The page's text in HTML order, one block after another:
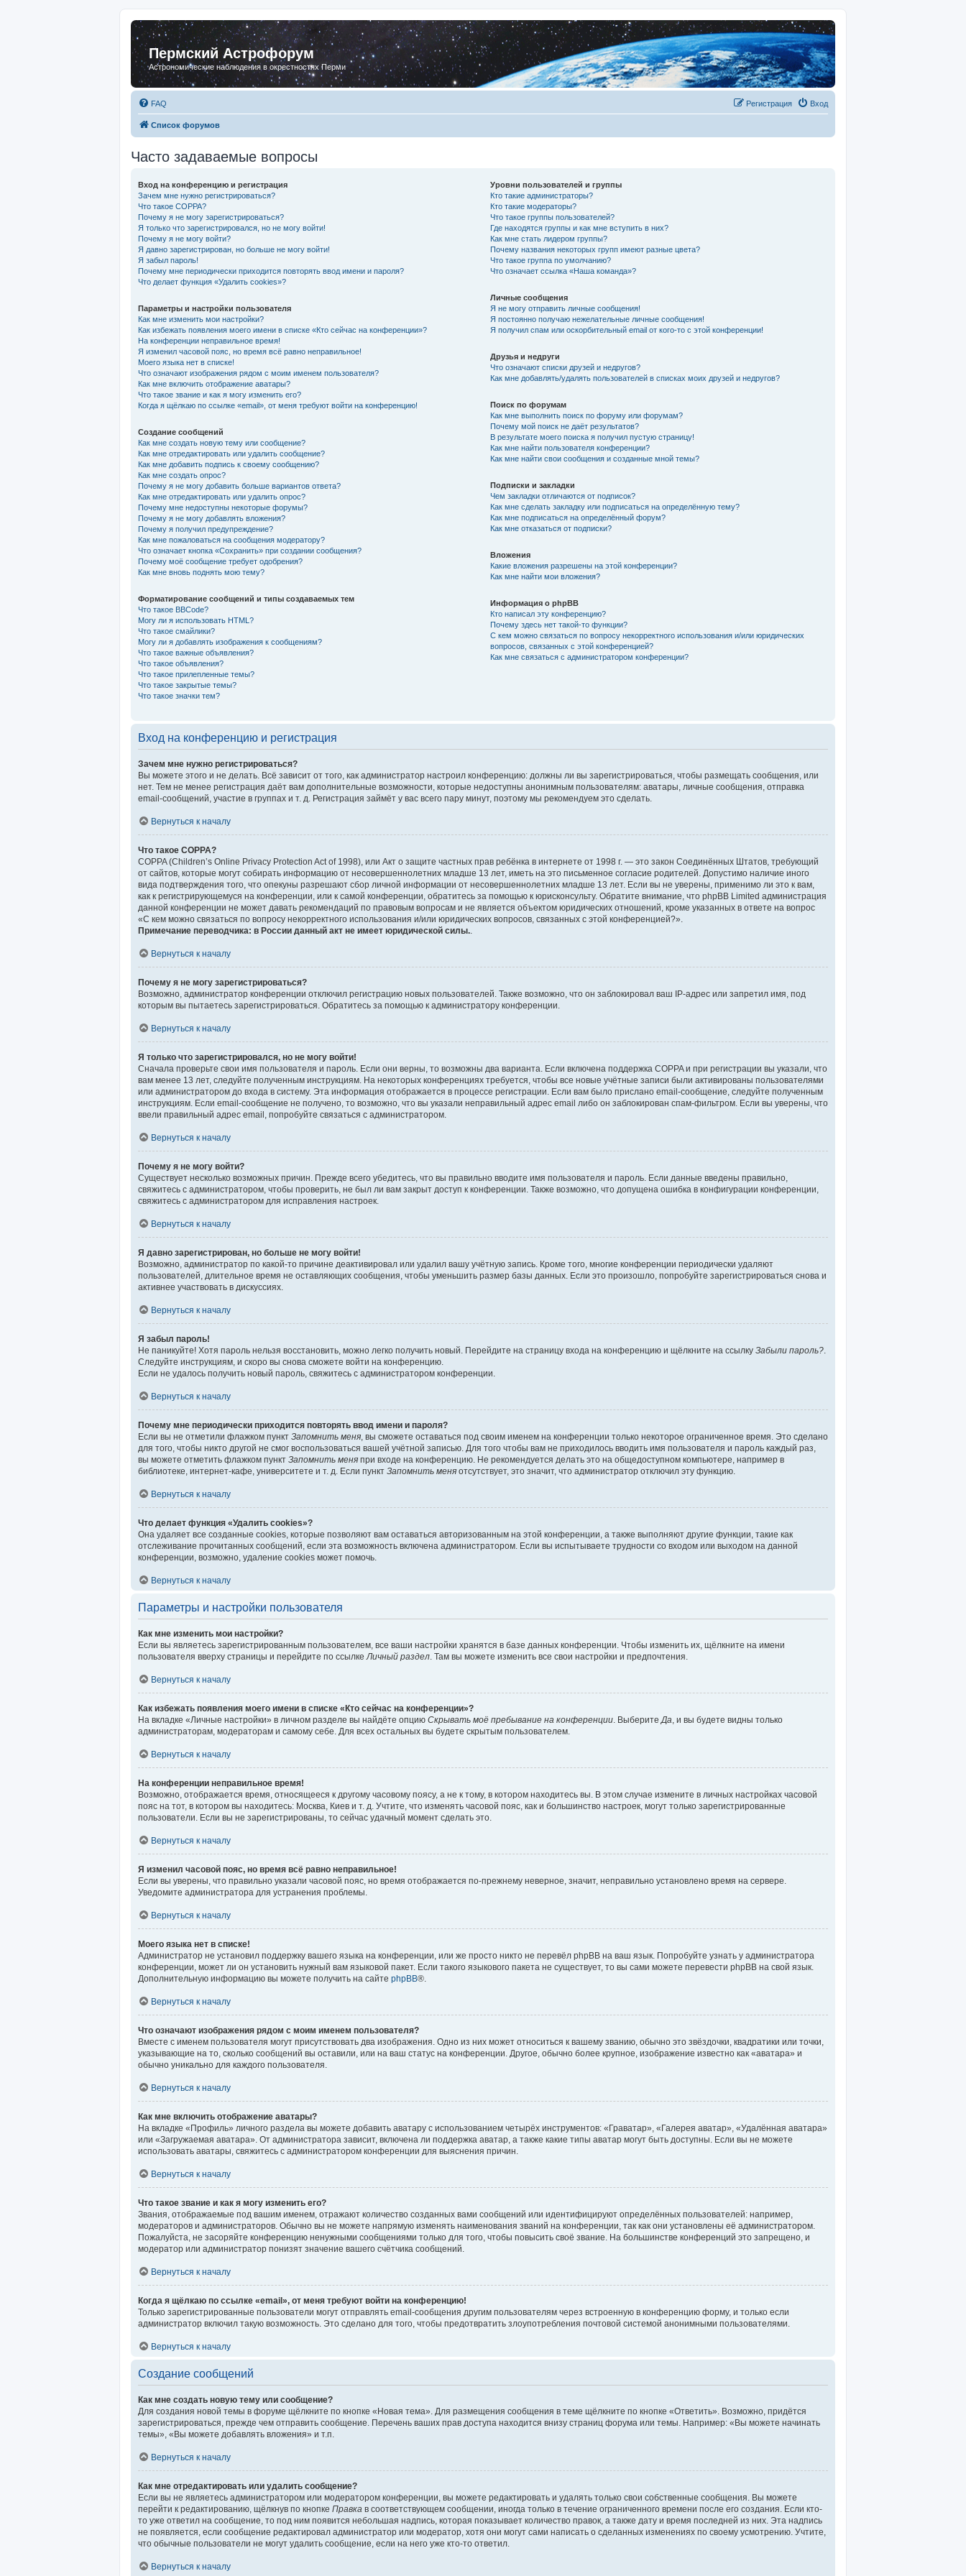
Пермский Астрофорум
Астрономические наблюдения в окрестностях Перми
FAQ Вход
Регистрация
Список форумов
Часто задаваемые вопросы
Вход на конференцию и регистрация
Зачем мне нужно регистрироваться?
Что такое COPPA?
Почему я не могу зарегистрироваться?
Я только что зарегистрировался, но не могу войти!
Почему я не могу войти?
Я давно зарегистрирован, но больше не могу войти!
Я забыл пароль!
Почему мне периодически приходится повторять ввод имени и пароля?
Что делает функция «Удалить cookies»?
Параметры и настройки пользователя
Как мне изменить мои настройки?
Как избежать появления моего имени в списке «Кто сейчас на конференции»?
На конференции неправильное время!
Я изменил часовой пояс, но время всё равно неправильное!
Моего языка нет в списке!
Что означают изображения рядом с моим именем пользователя?
Как мне включить отображение аватары?
Что такое звание и как я могу изменить его?
Когда я щёлкаю по ссылке «email», от меня требуют войти на конференцию!
Создание сообщений
Как мне создать новую тему или сообщение?
Как мне отредактировать или удалить сообщение?
Как мне добавить подпись к своему сообщению?
Как мне создать опрос?
Почему я не могу добавить больше вариантов ответа?
Как мне отредактировать или удалить опрос?
Почему мне недоступны некоторые форумы?
Почему я не могу добавлять вложения?
Почему я получил предупреждение?
Как мне пожаловаться на сообщения модератору?
Что означает кнопка «Сохранить» при создании сообщения?
Почему моё сообщение требует одобрения?
Как мне вновь поднять мою тему?
Форматирование сообщений и типы создаваемых тем
Что такое BBCode?
Могу ли я использовать HTML?
Что такое смайлики?
Могу ли я добавлять изображения к сообщениям?
Что такое важные объявления?
Что такое объявления?
Что такое прилепленные темы?
Что такое закрытые темы?
Что такое значки тем?
Уровни пользователей и группы
Кто такие администраторы?
Кто такие модераторы?
Что такое группы пользователей?
Где находятся группы и как мне вступить в них?
Как мне стать лидером группы?
Почему названия некоторых групп имеют разные цвета?
Что такое группа по умолчанию?
Что означает ссылка «Наша команда»?
Личные сообщения
Я не могу отправить личные сообщения!
Я постоянно получаю нежелательные личные сообщения!
Я получил спам или оскорбительный email от кого-то с этой конференции!
Друзья и недруги
Что означают списки друзей и недругов?
Как мне добавлять/удалять пользователей в списках моих друзей и недругов?
Поиск по форумам
Как мне выполнить поиск по форуму или форумам?
Почему мой поиск не даёт результатов?
В результате моего поиска я получил пустую страницу!
Как мне найти пользователя конференции?
Как мне найти свои сообщения и созданные мной темы?
Подписки и закладки
Чем закладки отличаются от подписок?
Как мне сделать закладку или подписаться на определённую тему?
Как мне подписаться на определённый форум?
Как мне отказаться от подписки?
Вложения
Какие вложения разрешены на этой конференции?
Как мне найти мои вложения?
Информация о phpBB
Кто написал эту конференцию?
Почему здесь нет такой-то функции?
С кем можно связаться по вопросу некорректного использования и/или юридических
вопросов, связанных с этой конференцией?
Как мне связаться с администратором конференции?
Вход на конференцию и регистрация
Зачем мне нужно регистрироваться?
Вы можете этого и не делать. Всё зависит от того, как администратор настроил конференцию: должны ли вы зарегистрироваться, чтобы размещать сообщения, или
нет. Тем не менее регистрация даёт вам дополнительные возможности, которые недоступны анонимным пользователям: аватары, личные сообщения, отправка
email-сообщений, участие в группах и т. д. Регистрация займёт у вас всего пару минут, поэтому мы рекомендуем это сделать.
Вернуться к началу
Что такое COPPA?
COPPA (Children’s Online Privacy Protection Act of 1998), или Акт о защите частных прав ребёнка в интернете от 1998 г. — это закон Соединённых Штатов, требующий
от сайтов, которые могут собирать информацию от несовершеннолетних младше 13 лет, иметь на это письменное согласие родителей. Допустимо наличие иного
вида подтверждения того, что опекуны разрешают сбор личной информации от несовершеннолетних младше 13 лет. Если вы не уверены, применимо ли это к вам,
как к регистрирующемуся на конференции, или к самой конференции, обратитесь за помощью к юрисконсульту. Обратите внимание, что phpBB Limited администрация
данной конференции не может давать рекомендаций по правовым вопросам и не является объектом юридических отношений, кроме указанных в ответе на вопрос
«С кем можно связаться по вопросу некорректного использования и/или юридических вопросов, связанных с этой конференцией?».
Примечание переводчика: в России данный акт не имеет юридической силы.
Вернуться к началу
Почему я не могу зарегистрироваться?
Возможно, администратор конференции отключил регистрацию новых пользователей. Также возможно, что он заблокировал ваш IP-адрес или запретил имя, под
которым вы пытаетесь зарегистрироваться. Обратитесь за помощью к администратору конференции.
Вернуться к началу
Я только что зарегистрировался, но не могу войти!
Сначала проверьте свои имя пользователя и пароль. Если они верны, то возможны два варианта. Если включена поддержка COPPA и при регистрации вы указали, что
вам менее 13 лет, следуйте полученным инструкциям. На некоторых конференциях требуется, чтобы все новые учётные записи были активированы пользователями
или администратором до входа в систему. Эта информация отображается в процессе регистрации. Если вам было прислано email-сообщение, следуйте полученным
инструкциям. Если email-сообщение не получено, то возможно, что вы указали неправильный адрес email либо он заблокирован спам-фильтром. Если вы уверены, что
ввели правильный адрес email, попробуйте связаться с администратором.
Вернуться к началу
Почему я не могу войти?
Существует несколько возможных причин. Прежде всего убедитесь, что вы правильно вводите имя пользователя и пароль. Если данные введены правильно,
свяжитесь с администратором, чтобы проверить, не был ли вам закрыт доступ к конференции. Также возможно, что допущена ошибка в конфигурации конференции,
свяжитесь с администратором для исправления настроек.
Вернуться к началу
Я давно зарегистрирован, но больше не могу войти!
Возможно, администратор по какой-то причине деактивировал или удалил вашу учётную запись. Кроме того, многие конференции периодически удаляют
пользователей, длительное время не оставляющих сообщения, чтобы уменьшить размер базы данных. Если это произошло, попробуйте зарегистрироваться снова и
активнее участвовать в дискуссиях.
Вернуться к началу
Я забыл пароль!
Не паникуйте! Хотя пароль нельзя восстановить, можно легко получить новый. Перейдите на страницу входа на конференцию и щёлкните на ссылку Забыли пароль?
Следуйте инструкциям, и скоро вы снова сможете войти на конференцию.
Если не удалось получить новый пароль, свяжитесь с администратором конференции.
Вернуться к началу
Почему мне периодически приходится повторять ввод имени и пароля?
Если вы не отметили флажком пункт Запомнить меня , вы сможете оставаться под своим именем на конференции только некоторое ограниченное время. Это сделано
для того, чтобы никто другой не смог воспользоваться вашей учётной записью. Для того чтобы вам не приходилось вводить имя пользователя и пароль каждый раз,
вы можете отметить флажком пункт Запомнить меня при входе на конференцию. Не рекомендуется делать это на общедоступном компьютере, например в
библиотеке, интернет-кафе, университете и т. д. Если пункт Запомнить меня отсутствует, это значит, что администратор отключил эту функцию.
Вернуться к началу
Что делает функция «Удалить cookies»?
Она удаляет все созданные cookies, которые позволяют вам оставаться авторизованным на этой конференции, а также выполняют другие функции, такие как
отслеживание прочитанных сообщений, если эта возможность включена администратором. Если вы испытываете трудности со входом или выходом на данной
конференции, возможно, удаление cookies может помочь.
Вернуться к началу
Параметры и настройки пользователя
Как мне изменить мои настройки?
Если вы являетесь зарегистрированным пользователем, все ваши настройки хранятся в базе данных конференции. Чтобы изменить их, щёлкните на имени
пользователя вверху страницы и перейдите по ссылке Личный раздел . Там вы можете изменить все свои настройки и предпочтения.
Вернуться к началу
Как избежать появления моего имени в списке «Кто сейчас на конференции»?
На вкладке «Личные настройки» в личном разделе вы найдёте опцию Скрывать моё пребывание на конференции . Выберите Да , и вы будете видны только
администраторам, модераторам и самому себе. Для всех остальных вы будете скрытым пользователем.
Вернуться к началу
На конференции неправильное время!
Возможно, отображается время, относящееся к другому часовому поясу, а не к тому, в котором находитесь вы. В этом случае измените в личных настройках часовой
пояс на тот, в котором вы находитесь: Москва, Киев и т. д. Учтите, что изменять часовой пояс, как и большинство настроек, могут только зарегистрированные
пользователи. Если вы не зарегистрированы, то сейчас удачный момент сделать это.
Вернуться к началу
Я изменил часовой пояс, но время всё равно неправильное!
Если вы уверены, что правильно указали часовой пояс, но время отображается по-прежнему неверное, значит, неправильно установлено время на сервере.
Уведомите администратора для устранения проблемы.
Вернуться к началу
Моего языка нет в списке!
Администратор не установил поддержку вашего языка на конференции, или же просто никто не перевёл phpBB на ваш язык. Попробуйте узнать у администратора
конференции, может ли он установить нужный вам языковой пакет. Если такого языкового пакета не существует, то вы сами можете перевести phpBB на свой язык.
Дополнительную информацию вы можете получить на сайте phpBB®.
Вернуться к началу
Что означают изображения рядом с моим именем пользователя?
Вместе с именем пользователя могут присутствовать два изображения. Одно из них может относиться к вашему званию, обычно это звёздочки, квадратики или точки,
указывающие на то, сколько сообщений вы оставили, или на ваш статус на конференции. Другое, обычно более крупное, изображение известно как «аватара» и
обычно уникально для каждого пользователя.
Вернуться к началу
Как мне включить отображение аватары?
На вкладке «Профиль» личного раздела вы можете добавить аватару с использованием четырёх инструментов: «Граватар», «Галерея аватар», «Удалённая аватара»
или «Загружаемая аватара». От администратора зависит, включена ли поддержка аватар, а также какие типы аватар могут быть доступны. Если вы не можете
использовать аватары, свяжитесь с администратором конференции для выяснения причин.
Вернуться к началу
Что такое звание и как я могу изменить его?
Звания, отображаемые под вашим именем, отражают количество созданных вами сообщений или идентифицируют определённых пользователей: например,
модераторов и администраторов. Обычно вы не можете напрямую изменять наименования званий на конференции, так как они установлены её администратором.
Пожалуйста, не засоряйте конференцию ненужными сообщениями только для того, чтобы повысить своё звание. На большинстве конференций это запрещено, и
модератор или администратор понизят значение вашего счётчика сообщений.
Вернуться к началу
Когда я щёлкаю по ссылке «email», от меня требуют войти на конференцию!
Только зарегистрированные пользователи могут отправлять email-сообщения другим пользователям через встроенную в конференцию форму, и только если
администратор включил такую возможность. Это сделано для того, чтобы предотвратить злоупотребления почтовой системой анонимными пользователями.
Вернуться к началу
Создание сообщений
Как мне создать новую тему или сообщение?
Для создания новой темы в форуме щёлкните по кнопке «Новая тема». Для размещения сообщения в теме щёлкните по кнопке «Ответить». Возможно, придётся
зарегистрироваться, прежде чем отправить сообщение. Перечень ваших прав доступа находится внизу страниц форума или темы. Например: «Вы можете начинать
темы», «Вы можете добавлять вложения» и т.п.
Вернуться к началу
Как мне отредактировать или удалить сообщение?
Если вы не являетесь администратором или модератором конференции, вы можете редактировать и удалять только свои собственные сообщения. Вы можете
перейти к редактированию, щёлкнув по кнопке Правка в соответствующем сообщении, иногда только в течение ограниченного времени после его создания. Если кто-
то уже ответил на сообщение, то под ним появится небольшая надпись, которая показывает количество правок, а также дату и время последней из них. Эта надпись
не появляется, если сообщение редактировал администратор или модератор, хотя они могут сами написать о сделанных изменениях по своему усмотрению. Учтите,
что обычные пользователи не могут удалить сообщение, если на него уже кто-то ответил.
Вернуться к началу